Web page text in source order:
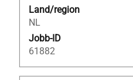
Land/region
NL
Jobb-ID
61882